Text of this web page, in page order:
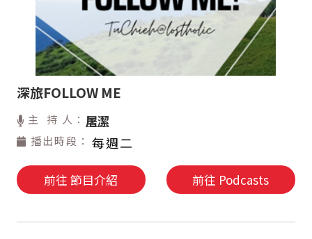
深旅FOLLOW ME
主 持 人： 屠潔
播出時段： 每週二
前往 節目介紹 前往 Podcasts